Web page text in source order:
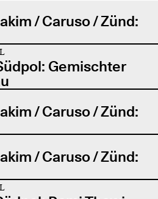
/ Caruso / Zünd:
Gemischter
/ Caruso / Zünd:
/ Caruso / Zünd: